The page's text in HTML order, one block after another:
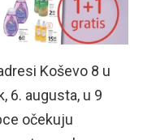
Koševo 8 u
6. augusta, u 9
očekuju